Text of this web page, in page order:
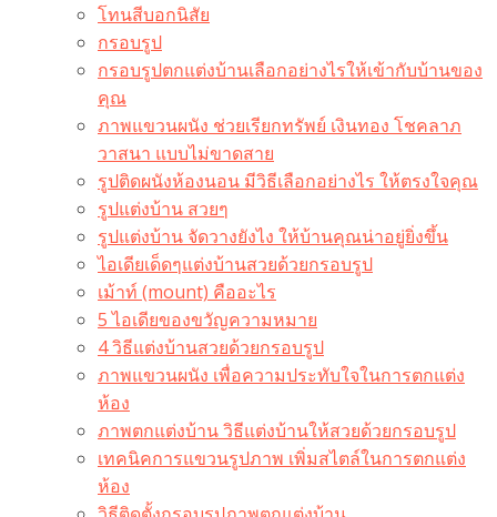
โทนสีบอกนิสัย
กรอบรูป
กรอบรูปตกแต่งบ้านเลือกอย่างไรให้เข้ากับบ้านของ
คุณ
ภาพแขวนผนัง ช่วยเรียกทรัพย์ เงินทอง โชคลาภ
วาสนา แบบไม่ขาดสาย
รูปติดผนังห้องนอน มีวิธีเลือกอย่างไร ให้ตรงใจคุณ
รูปแต่งบ้าน สวยๆ
รูปแต่งบ้าน จัดวางยังไง ให้บ้านคุณน่าอยู่ยิ่งขึ้น
ไอเดียเด็ดๆแต่งบ้านสวยด้วยกรอบรูป
เม้าท์ (mount) คืออะไร​
5 ไอเดียของขวัญความหมาย
4 วิธีแต่งบ้านสวยด้วยกรอบรูป
ภาพแขวนผนัง เพื่อความประทับใจในการตกแต่ง
ห้อง
ภาพตกแต่งบ้าน วิธีแต่งบ้านให้สวยด้วยกรอบรูป
เทคนิคการแขวนรูปภาพ เพิ่มสไตล์ในการตกแต่ง
ห้อง